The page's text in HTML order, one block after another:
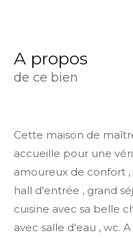
a propos
de ce bien
Cette maison de
accueille pour une
amoureux de confort ,
hall d'entrée , grand
cuisine avec sa belle
avec salle d'eau , wc.